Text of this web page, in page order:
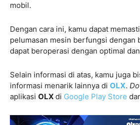
mobil.
Dengan cara ini, kamu dapat
pelumasan mesin berfungsi dengan
dapat beroperasi dengan optimal
Selain informasi di atas, kamu juga
informasi menarik lainnya di OLX.
aplikasi OLX di Google Play Store